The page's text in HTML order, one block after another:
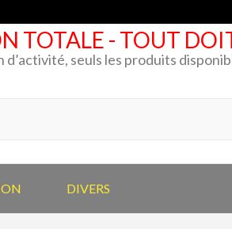
TOTALE - TOUT
d’activité, seuls les produits
DIVERS